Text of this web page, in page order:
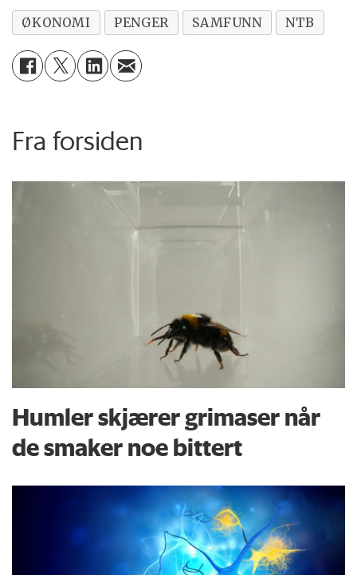
ØKONOMI PENGER SAMFUNN NTB
Fra forsiden
Humler skjærer grimaser når
de smaker noe bittert